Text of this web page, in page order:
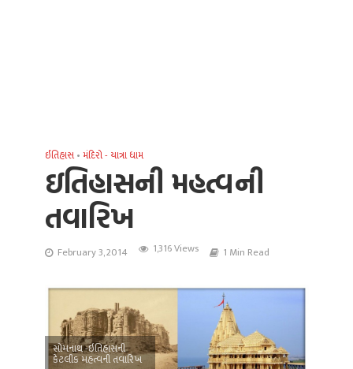
ઈતિહાસ •મંદિરો - યાત્રા ધામ
ઇતિહાસની મહત્વની
તવારિખ
February 3, 2014 1,316 Views 1 Min Read
સોમનાથ -ઇતિહાસની
કેટલીક મહત્વની તવારિખ